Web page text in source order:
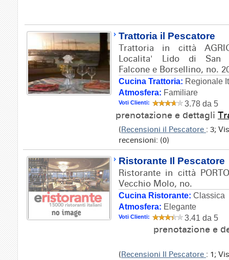
Trattoria il Pescatore
Trattoria in città
Localita' Lido di San
Falcone e Borsellino, no.
Cucina Trattoria: Regionale
Atmosfera: Familiare
Voti Clienti: 3.78 da 5
prenotazione e dettagli
(Recensioni il Pescatore : 3;
recensioni: (0)
Ristorante Il Pescatore
Ristorante in città
Vecchio Molo, no.
Cucina Ristorante: Classica
Atmosfera: Elegante
Voti Clienti: 3.41 da 5
prenotazione e
(Recensioni Il Pescatore : 1;